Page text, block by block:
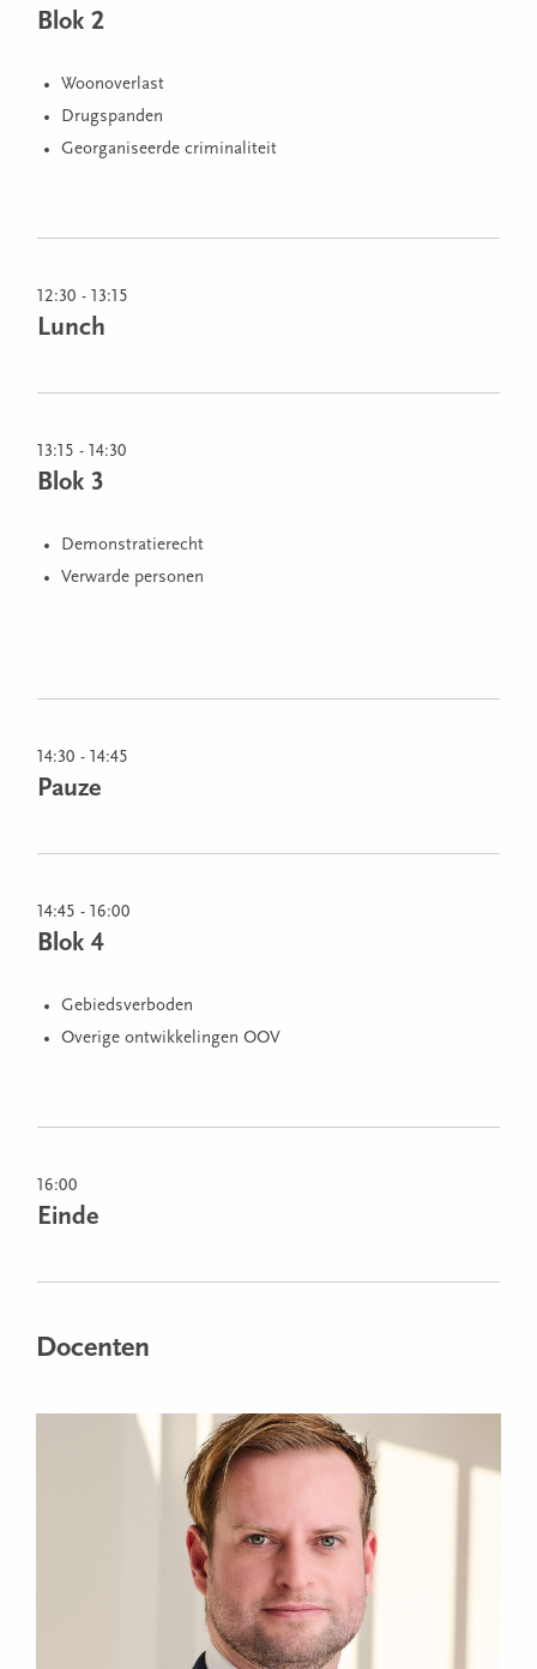
Blok 2
Woonoverlast
Drugspanden
Georganiseerde criminaliteit
12:30 - 13:15
Lunch
13:15 - 14:30
Blok 3
Demonstratierecht
Verwarde personen
14:30 - 14:45
Pauze
14:45 - 16:00
Blok 4
Gebiedsverboden
Overige ontwikkelingen OOV
16:00
Einde
Docenten